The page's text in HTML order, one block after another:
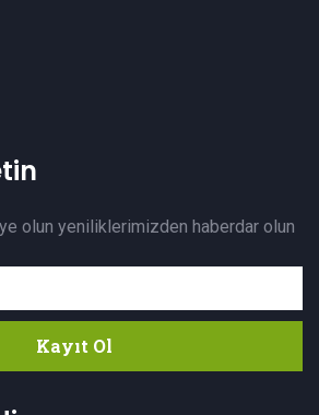
olun yeniliklerimizden haberdar olun
Kayıt Ol